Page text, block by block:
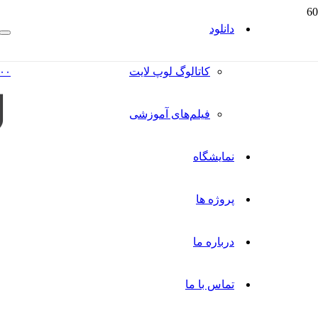
دانلود
کاتالوگ‌ لوپ لایت
فیلم‌های آموزشی
نمایشگاه
پروژه ها
درباره ما
تماس با ما